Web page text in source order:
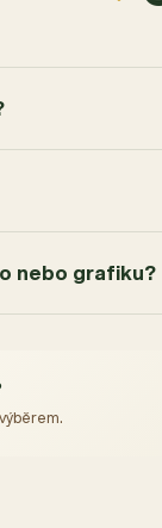
nebo grafiku?